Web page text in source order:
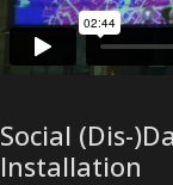
Social (Dis-
Installation